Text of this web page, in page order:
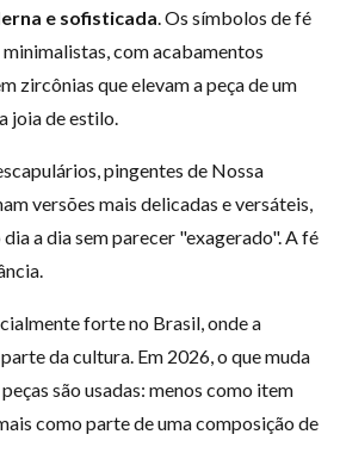
e sofisticada. Os símbolos de fé
com acabamentos
zircônias que elevam a peça de um
joia de estilo.
pingentes de Nossa
versões mais delicadas e versáteis,
a dia sem parecer "exagerado". A fé
forte no Brasil, onde a
da cultura. Em 2026, o que muda
são usadas: menos como item
como parte de uma composição de